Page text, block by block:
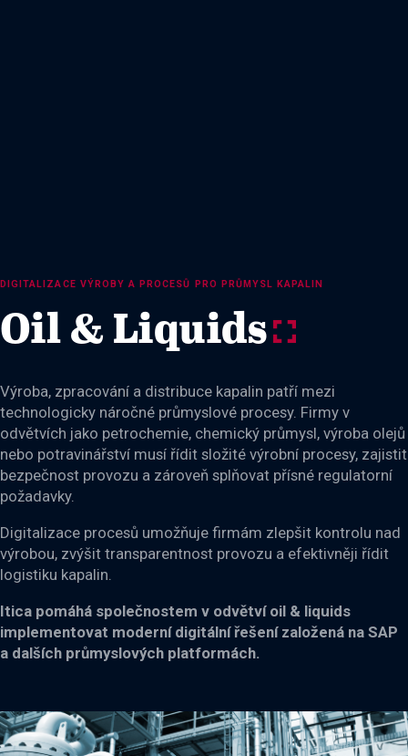
DIGITALIZACE VÝROBY A PROCESŮ PRO PRŮMYSL KAPALIN
Oil & Liquidsy
Výroba, zpracování a distribuce kapalin patří mezi
technologicky náročné průmyslové procesy. Firmy v
odvětvích jako petrochemie, chemický průmysl, výroba olejů
nebo potravinářství musí řídit složité výrobní procesy, zajistit
bezpečnost provozu a zároveň splňovat přísné regulatorní
požadavky.
Digitalizace procesů umožňuje firmám zlepšit kontrolu nad
výrobou, zvýšit transparentnost provozu a efektivněji řídit
logistiku kapalin.
Itica pomáhá společnostem v odvětví oil & liquids
implementovat moderní digitální řešení založená na SAP
a dalších průmyslových platformách.